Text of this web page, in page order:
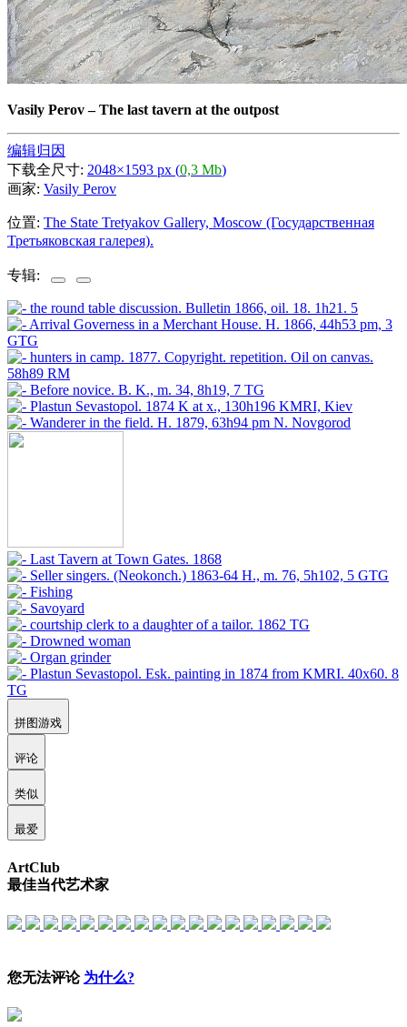
Vasily Perov–The last tavern at the outpost
编辑归因
下载全尺寸: 2048×1593 px (0,3 Mb)
画家: Vasily Perov
位置: The State Tretyakov Gallery, Moscow (Государственная
Третьяковская галерея).
专辑:
拼图游戏
评论
类似
最爱
ArtClub
最佳当代艺术家
您无法评论 为什么?